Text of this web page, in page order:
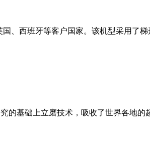
、西班牙等客户国家。该机型采用了
的基础上立磨技术，吸收了世界各地